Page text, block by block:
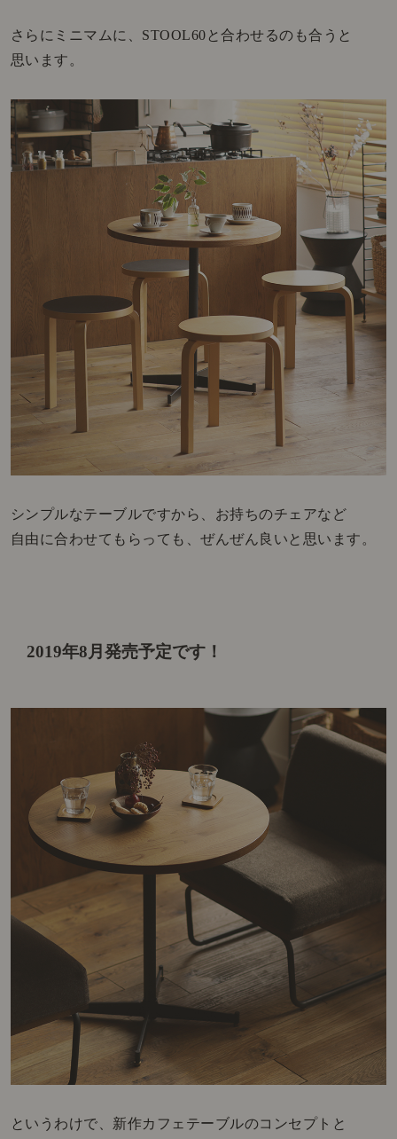
さらにミニマムに、STOOL60と合わせるのも合うと
思います。
シンプルなテーブルですから、お持ちのチェアなど
自由に合わせてもらっても、ぜんぜん良いと思います。
2019年8月発売予定です！
というわけで、新作カフェテーブルのコンセプトと